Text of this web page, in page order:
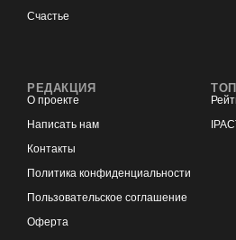
Счастье
РЕДАКЦИЯ
О проекте
Написать нам
Контакты
Политика конфиденциальности
Пользовательское соглашение
Оферта